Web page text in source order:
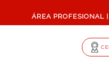
ÁREA PROFESIONAL